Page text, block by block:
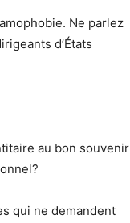
Ne parlez
d’États
au bon souvenir
qui ne demandent